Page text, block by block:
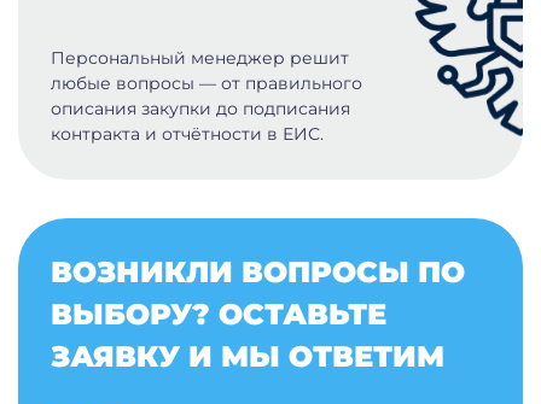
Персональный менеджер решит
любые вопросы — от правильного
описания закупки до подписания
контракта и отчётности в ЕИС.
ВОЗНИКЛИ ВОПРОСЫ ПО
ВЫБОРУ? ОСТАВЬТЕ
ЗАЯВКУ И МЫ ОТВЕТИМ